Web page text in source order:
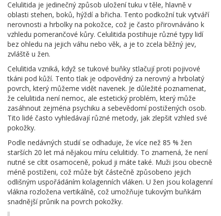
Celulitida je jedinečný způsob uložení tuku v těle, hlavně v
oblasti stehen, boků, hýždí a břicha. Tento podkožní tuk vytváří
nerovnosti a hrbolky na pokožce, což je často přirovnáváno k
vzhledu pomerančové kůry. Celulitida postihuje různé typy lidí
bez ohledu na jejich váhu nebo věk, a je to zcela běžný jev,
zvláště u žen.
Celulitida vzniká, když se tukové buňky stlačují proti pojivové
tkáni pod kůží. Tento tlak je odpovědný za nerovný a hrbolatý
povrch, který můžeme vidět navenek. Je důležité poznamenat,
že celulitida není nemoc, ale estetický problém, který může
zasáhnout zejména psychiku a sebevědomí postižených osob.
Tito lidé často vyhledávají různé metody, jak zlepšit vzhled své
pokožky.
Podle nedávných studií se odhaduje, že více než 85 % žen
starších 20 let má nějakou míru celulitidy. To znamená, že není
nutné se cítit osamoceně, pokud ji máte také. Muži jsou obecně
méně postiženi, což může být částečně způsobeno jejich
odlišným uspořádáním kolagenních vláken. U žen jsou kolagenní
vlákna rozložena vertikálně, což umožňuje tukovým buňkám
snadnější průnik na povrch pokožky.